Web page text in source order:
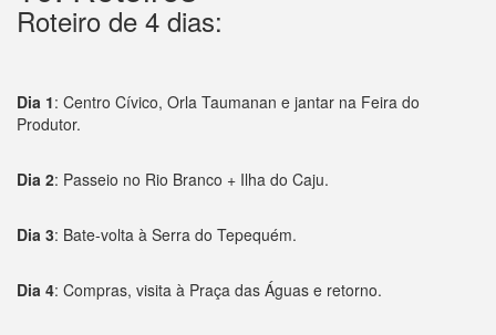
Roteiro de 4 dias:
Dia 1: Centro Cívico, Orla Taumanan e jantar na Feira do
Produtor.
Dia 2: Passeio no Rio Branco + Ilha do Caju.
Dia 3: Bate-volta à Serra do Tepequém.
Dia 4: Compras, visita à Praça das Águas e retorno.